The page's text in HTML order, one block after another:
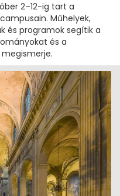
2–12-ig tart a
Műhelyek,
és programok segítik a
és a